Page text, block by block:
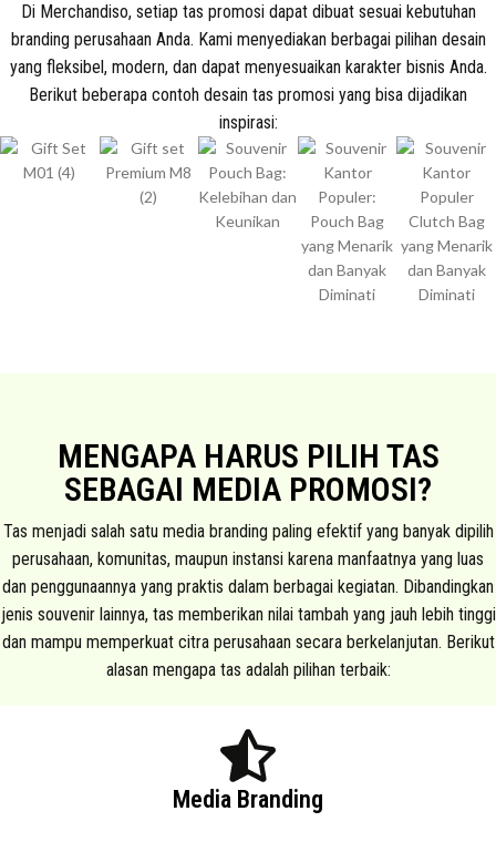
Di Merchandiso, setiap tas promosi dapat dibuat sesuai kebutuhan
branding perusahaan Anda. Kami menyediakan berbagai pilihan desain
yang fleksibel, modern, dan dapat menyesuaikan karakter bisnis Anda.
Berikut beberapa contoh desain tas promosi yang bisa dijadikan
inspirasi:
MENGAPA HARUS PILIH TAS
SEBAGAI MEDIA PROMOSI?
Tas menjadi salah satu media branding paling efektif yang banyak dipilih
perusahaan, komunitas, maupun instansi karena manfaatnya yang luas
dan penggunaannya yang praktis dalam berbagai kegiatan. Dibandingkan
jenis souvenir lainnya, tas memberikan nilai tambah yang jauh lebih tinggi
dan mampu memperkuat citra perusahaan secara berkelanjutan. Berikut
alasan mengapa tas adalah pilihan terbaik:
Media Branding